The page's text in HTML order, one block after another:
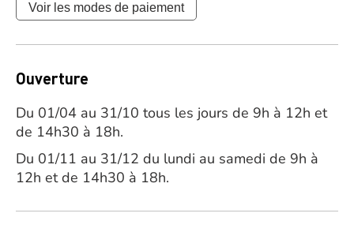
Voir les modes de paiement
Ouverture
Du 01/04 au 31/10 tous les jours de 9h à 12h et
de 14h30 à 18h.
Du 01/11 au 31/12 du lundi au samedi de 9h à
12h et de 14h30 à 18h.